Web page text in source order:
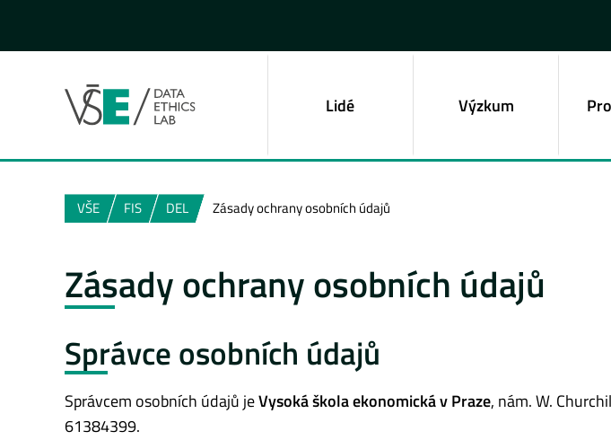
Lidé Výzkum
VŠE FIS DEL Zásady ochrany osobních údajů
Zásady ochrany osobních údajů
Správce osobních údajů
Správcem osobních údajů jeVysoká škola ekonomická v Praze, nám. W.
61384399.